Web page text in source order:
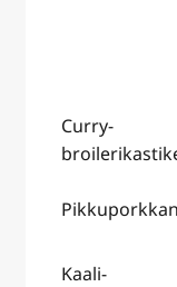
Curry-
Kaali-